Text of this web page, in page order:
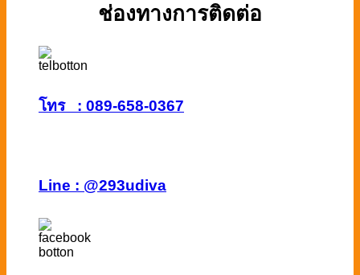
ช่องทางการติดต่อ
โทร : 089-658-0367
Line : @293udiva